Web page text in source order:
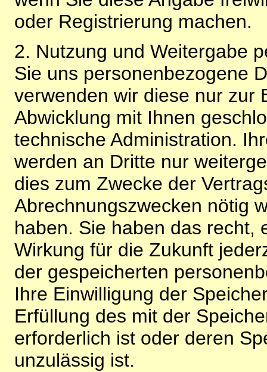
oder Registrierung machen.
2. Nutzung und Weitergabe
Sie uns personenbezogene
verwenden wir diese nur zur
Abwicklung mit Ihnen
technische Administration.
werden an Dritte nur
dies zum Zwecke der
Abrechnungszwecken nötig
haben. Sie haben das recht,
Wirkung für die Zukunft
der gespeicherten
Ihre Einwilligung der
Erfüllung des mit der
erforderlich ist oder deren
unzulässig ist.